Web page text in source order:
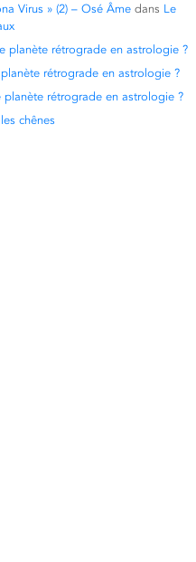
Virus » (2) – Osé Âme dans Le
planète rétrograde en astrologie ?
rétrograde en astrologie ?
rétrograde en astrologie ?
chênes